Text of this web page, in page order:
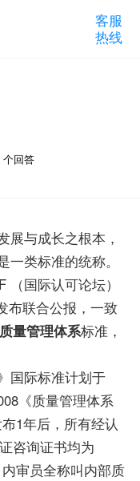
客服
热线
1 个回答
展与成长之根本，
一类标准的统称。
国际认可论坛）
布联合公报，一致
质量管理体系标准，
国际标准计划于
《质量管理体系
1年后，所有经认
咨询证书均为
审员全称叫内部质